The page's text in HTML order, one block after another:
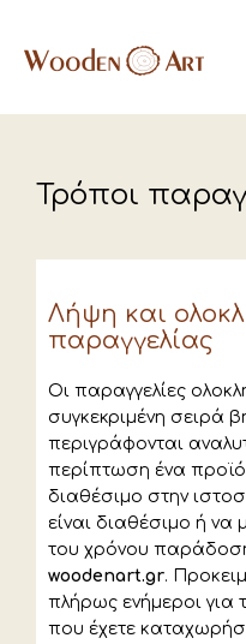
Τρόποι
Λήψη και
παραγγελίας
Οι παραγγελίες
συγκεκριμένη σειρά
περιγράφονται
περίπτωση ένα
διαθέσιμο στην
είναι διαθέσιμο ή να
του χρόνου
woodenart.gr.
πλήρως ενήμεροι για
που έχετε